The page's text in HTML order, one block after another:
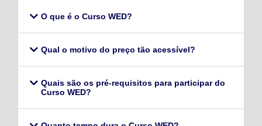
O que é o Curso WED?
Qual o motivo do preço tão acessível?
Quais são os pré-requisitos para participar do
Curso WED?